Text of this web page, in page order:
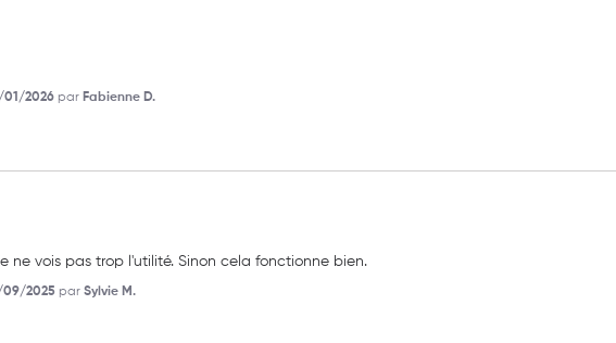
2026 par Fabienne D.
ne vois pas trop l'utilité. Sinon cela fonctionne bien.
09/2025 par Sylvie M.